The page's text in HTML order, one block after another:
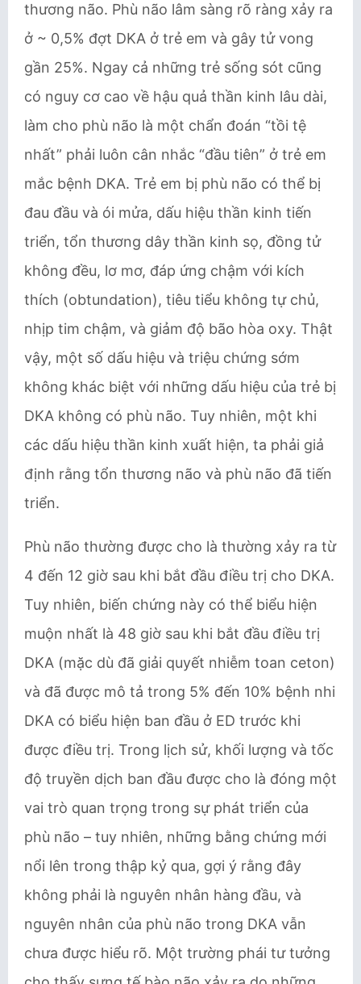
thương não. Phù não lâm sàng rõ ràng xảy ra
ở ~ 0,5% đợt DKA ở trẻ em và gây tử vong
gần 25%. Ngay cả những trẻ sống sót cũng
có nguy cơ cao về hậu quả thần kinh lâu dài,
làm cho phù não là một chẩn đoán “tồi tệ
nhất” phải luôn cân nhắc “đầu tiên” ở trẻ em
mắc bệnh DKA. Trẻ em bị phù não có thể bị
đau đầu và ói mửa, dấu hiệu thần kinh tiến
triển, tổn thương dây thần kinh sọ, đồng tử
không đều, lơ mơ, đáp ứng chậm với kích
thích (obtundation), tiêu tiểu không tự chủ,
nhịp tim chậm, và giảm độ bão hòa oxy. Thật
vậy, một số dấu hiệu và triệu chứng sớm
không khác biệt với những dấu hiệu của trẻ bị
DKA không có phù não. Tuy nhiên, một khi
các dấu hiệu thần kinh xuất hiện, ta phải giả
định rằng tổn thương não và phù não đã tiến
triển.
Phù não thường được cho là thường xảy ra từ
4 đến 12 giờ sau khi bắt đầu điều trị cho DKA.
Tuy nhiên, biến chứng này có thể biểu hiện
muộn nhất là 48 giờ sau khi bắt đầu điều trị
DKA (mặc dù đã giải quyết nhiễm toan ceton)
và đã được mô tả trong 5% đến 10% bệnh nhi
DKA có biểu hiện ban đầu ở ED trước khi
được điều trị. Trong lịch sử, khối lượng và tốc
độ truyền dịch ban đầu được cho là đóng một
vai trò quan trọng trong sự phát triển của
phù não – tuy nhiên, những bằng chứng mới
nổi lên trong thập kỷ qua, gợi ý rằng đây
không phải là nguyên nhân hàng đầu, và
nguyên nhân của phù não trong DKA vẫn
chưa được hiểu rõ. Một trường phái tư tưởng